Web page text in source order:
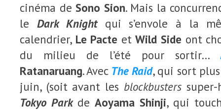
cinéma deSono Sion. Mais la
le Dark Knightqui s’envole à la
calendrier, Le Pacte etWild Side ont
du milieu de l’été pour sortir…
Ratanaruang. Avec The Raid, qui sort
juin, (soit avant les blockbusters
Tokyo Park de Aoyama Shinji, qui